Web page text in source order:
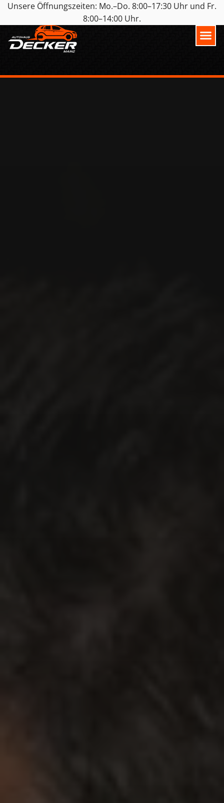
Unsere Öffnungszeiten: Mo.–Do. 8:00–17:30 Uhr und Fr.
8:00–14:00 Uhr.